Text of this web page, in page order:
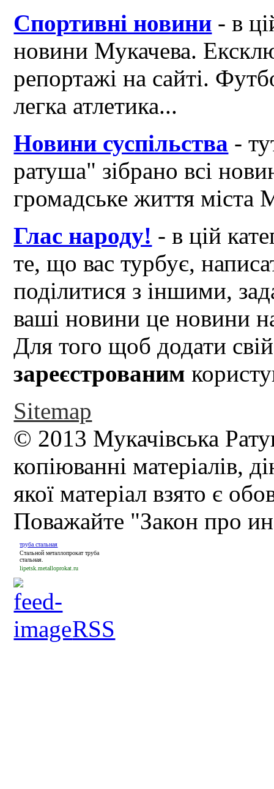
Спортивні новини - в
новини Мукачева.
репортажі на сайті.
легка атлетика...
Новини суспільства -
ратуша" зібрано всі
громадське життя міста
Глас народу! - в цій
те, що вас турбує,
поділитися з іншими,
ваші новини це новини
Для того щоб додати
зареєстрованим
Sitemap
© 2013 Мукачівська
копіюванні матеріалів,
якої матеріал взято є
Поважайте "Закон про
труба стальная
Стальной металлопрокат труба
стальная.
lipetsk.metalloprokat.ru
RSS